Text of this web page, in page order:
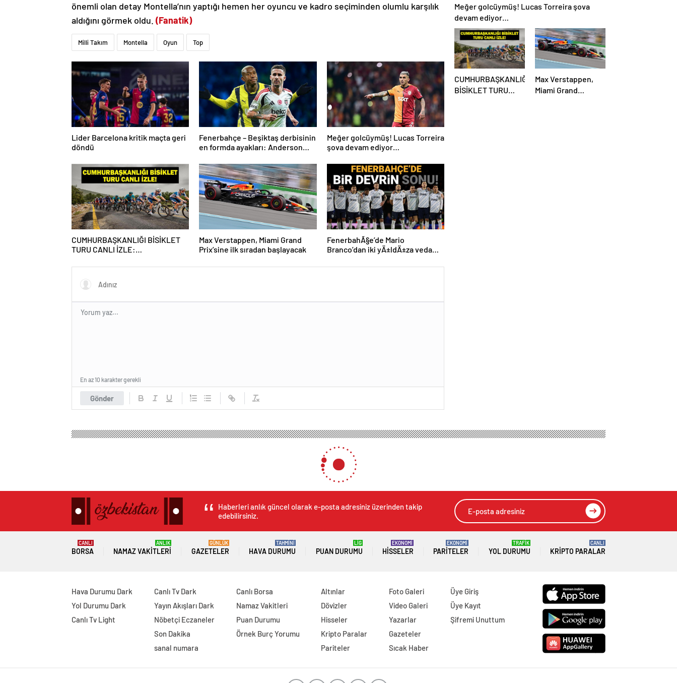
önemli olan detay Montella’nın yaptığı hemen her oyuncu ve kadro seçiminden olumlu karşılık
aldığını görmek oldu. (Fanatik)
Milli Takım Montella Oyun Top
Lider Barcelona kritik maçta geri
döndü
Fenerbahçe – Beşiktaş derbisinin
en formda ayakları: Anderson
Meğer golcüymüş! Lucas Torreira
şova devam ediyor…
CUMHURBAŞKANLIĞI BİSİKLET
TURU CANLI İZLE:
Hangi Kanalda? İşte İzmir Bisiklet
Max Verstappen, Miami Grand
Prix’sine ilk sıradan başlayacak
FenerbahÃ§e’de Mario
Branco’dan iki yÄ±ldÄ±za veda
yoksunuz”
Gönder
En az 10 karakter gerekli
Meğer golcüymüş! Lucas Torreira şova
devam ediyor…
CUMHURBAŞKANLIĞI
BİSİKLET TURU
Max Verstappen,
Miami Grand
Haberleri anlık güncel olarak e-posta adresiniz üzerinden takip
edebilirsiniz.
BORSA
CANLI
NAMAZ VAKITLERI
ANLIK
GAZETELER
GÜNLÜK
HAVA DURUMU
TAHMİNİ
PUAN DURUMU
LİG
HISSELER
EKONOMİ
PARITELER
EKONOMİ
YOL DURUMU
TRAFİK
KRIPTO PARALAR
CANLI
Hava Durumu Dark
Yol Durumu Dark
Canlı Tv Light
Canlı Tv Dark
Yayın Akışları Dark
Nöbetçi Eczaneler
Son Dakika
sanal numara
Canlı Borsa
Namaz Vakitleri
Puan Durumu
Örnek Burç Yorumu
Altınlar
Dövizler
Hisseler
Kripto Paralar
Pariteler
Foto Galeri
Video Galeri
Yazarlar
Gazeteler
Sıcak Haber
Üye Giriş
Üye Kayıt
Şifremi Unuttum